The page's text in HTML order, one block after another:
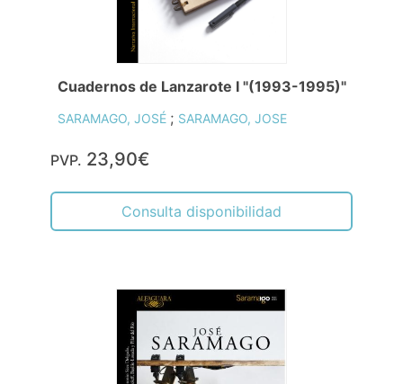
Cuadernos de Lanzarote I "(1993-1995)"
SARAMAGO, JOSÉ ; SARAMAGO, JOSE
PVP. 23,90€
Consulta disponibilidad